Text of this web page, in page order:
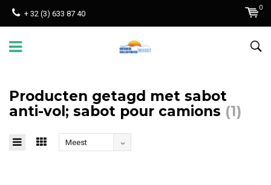
+ 32 (3) 633 87 40
0
Producten getagd met sabot
anti-vol; sabot pour camions (1)
Meest